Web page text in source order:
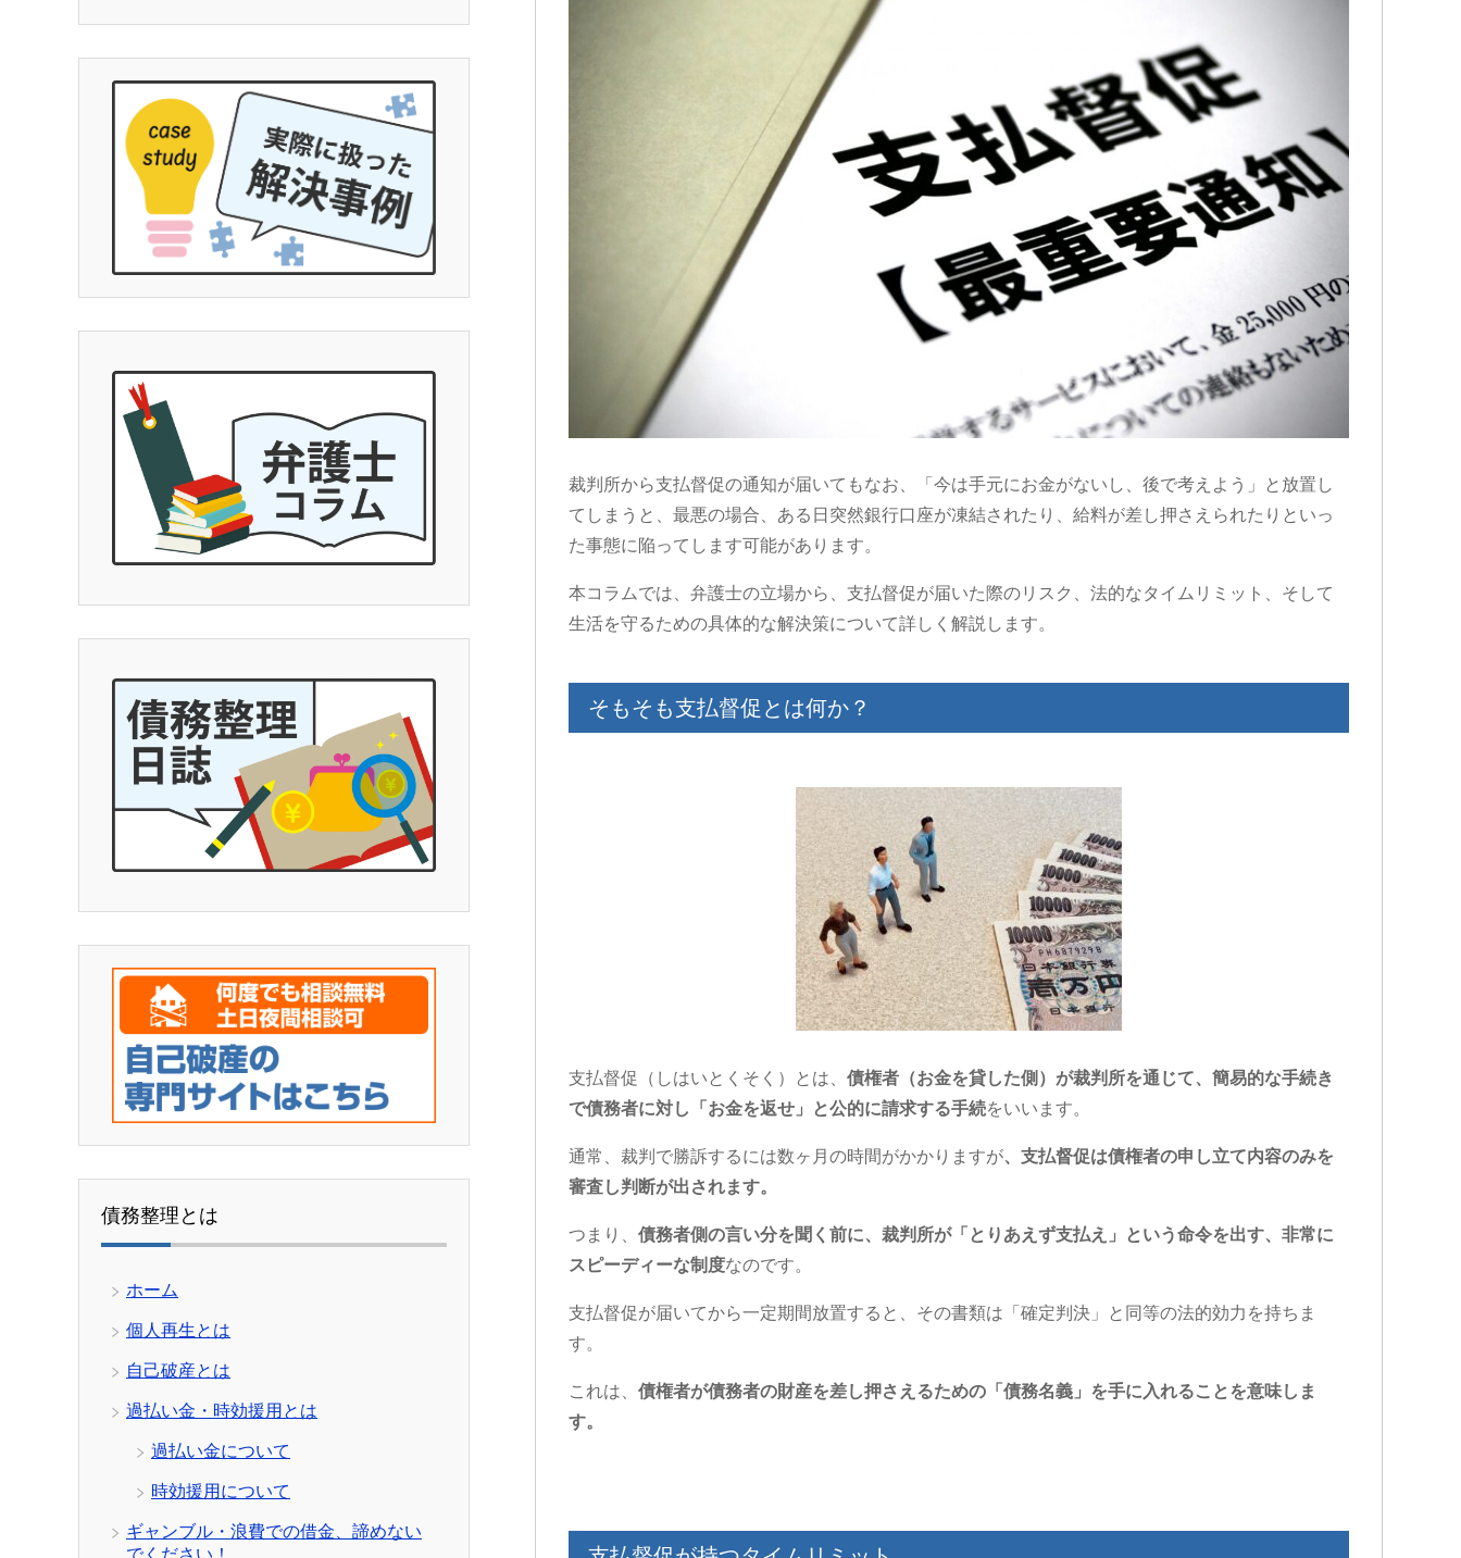
裁判所から支払督促の通知が届いてもなお、「今は手元にお金がないし、後で考えよう」と放置し
てしまうと、最悪の場合、ある日突然銀行口座が凍結されたり、給料が差し押さえられたりといっ
た事態に陥ってします可能があります。
本コラムでは、弁護士の立場から、支払督促が届いた際のリスク、法的なタイムリミット、そして
生活を守るための具体的な解決策について詳しく解説します。
そもそも支払督促とは何か？
支払督促（しはいとくそく）とは、 債権者（お金を貸した側）が裁判所を通じて、簡易的な手続き
で債務者に対し「お金を返せ」と公的に請求する手続をいいます。
通常、裁判で勝訴するには数ヶ月の時間がかかりますが、支払督促は債権者の申し立て内容のみを
審査し判断が出されます。
つまり、 債務者側の言い分を聞く前に、裁判所が「とりあえず支払え」という命令を出す、非常に
スピーディーな制度なのです。
支払督促が届いてから一定期間放置すると、その書類は「確定判決」と同等の法的効力を持ちま
す。
これは、 債権者が債務者の財産を差し押さえるための「債務名義」を手に入れることを意味しま
す。
債務整理とは
ホーム
個人再生とは
自己破産とは
過払い金・時効援用とは
過払い金について
時効援用について
ギャンブル・浪費での借金、諦めない